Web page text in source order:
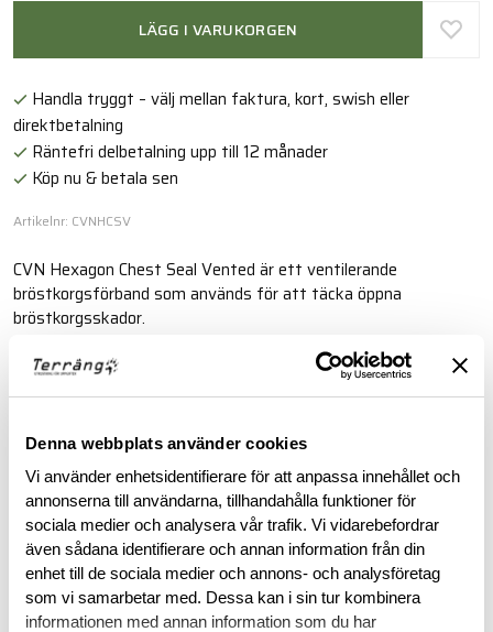
Denna webbplats använder cookies
Vi använder enhetsidentifierare för att anpassa innehållet och
annonserna till användarna, tillhandahålla funktioner för
sociala medier och analysera vår trafik. Vi vidarebefordrar
även sådana identifierare och annan information från din
enhet till de sociala medier och annons- och analysföretag
som vi samarbetar med. Dessa kan i sin tur kombinera
informationen med annan information som du har
LÄGG I VARUKORGEN
Handla tryggt – välj mellan faktura, kort, swish eller
direktbetalning
Räntefri delbetalning upp till 12 månader
Köp nu & betala sen
Artikelnr: CVNHCSV
CVN Hexagon Chest Seal Vented är ett ventilerande
bröstkorgsförband som används för att täcka öppna
bröstkorgsskador.
Läs mer
BESKRIVNING
RECENSIONER
OM VARUMÄRKET